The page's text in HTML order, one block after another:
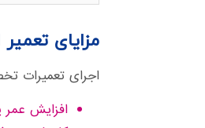
مزایای
اجرای تعمیرات
افزایش عمر